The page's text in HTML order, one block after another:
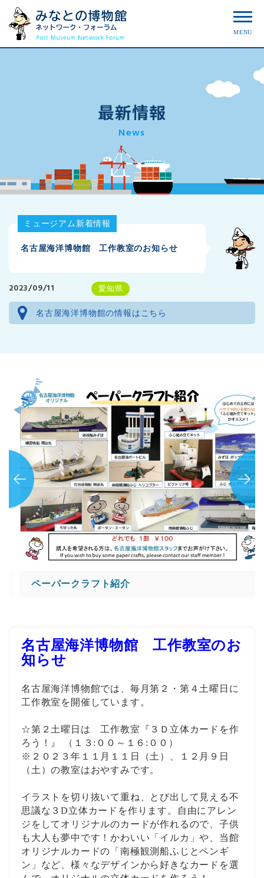
最新情報
News
ミュージアム新着情報
名古屋海洋博物館 工作教室のお知らせ
2023/09/11 愛知県
名古屋海洋博物館の情報はこちら
ペーパークラフト紹介
名古屋海洋博物館工作教室のお
知らせ
名古屋海洋博物館では、毎月第２・第４土曜日に
工作教室を開催しています。
☆第２土曜日は 工作教室『３Ｄ立体カードを作
ろう！』 （１３:００～１６:００）
※２０２３年１１月１１日（土）、１２月９日
（土）の教室はおやすみです。
イラストを切り抜いて重ね、とび出して見える不
思議な３D立体カードを作ります。自由にアレン
ジをしてオリジナルのカードが作れるので、子供
も大人も夢中です！かわいい「イルカ」や、当館
オリジナルカードの「南極観測船ふじとペンギ
ン」など、様々なデザインから好きなカードを選
MENU